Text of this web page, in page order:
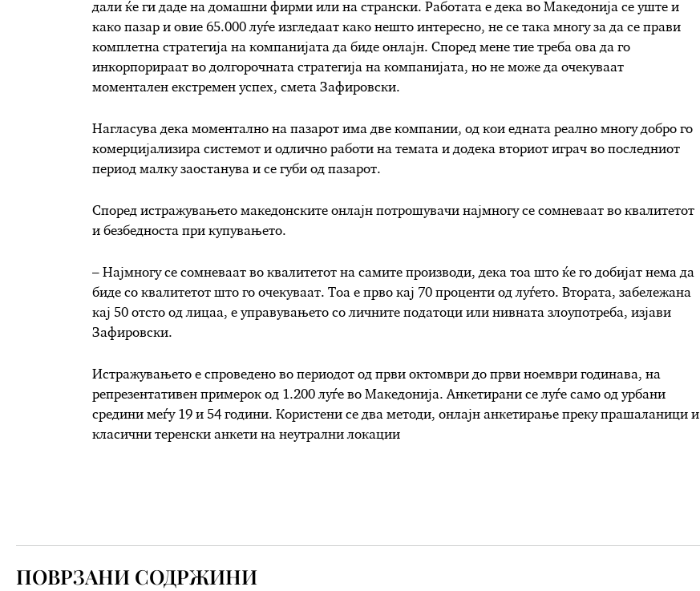
дали ќе ги даде на домашни фирми или на странски. Работата е дека во Македонија се уште и
како пазар и овие 65.000 луѓе изгледаат како нешто интересно, не се така многу за да се прави
комплетна стратегија на компанијата да биде онлајн. Според мене тие треба ова да го
инкорпорираат во долгорочната стратегија на компанијата, но не може да очекуваат
моментален екстремен успех, смета Зафировски.
Нагласува дека моментално на пазарот има две компании, од кои едната реално многу добро го
комерцијализира системот и одлично работи на темата и додека вториот играч во последниот
период малку заостанува и се губи од пазарот.
Според истражувањето македонските онлајн потрошувачи најмногу се сомневаат во квалитетот
и безбедноста при купувањето.
– Најмногу се сомневаат во квалитетот на самите производи, дека тоа што ќе го добијат нема да
биде со квалитетот што го очекуваат. Тоа е прво кај 70 проценти од луѓето. Втората, забележана
кај 50 отсто од лицаа, е управувањето со личните податоци или нивната злоупотреба, изјави
Зафировски.
Истражувањето е спроведено во периодот од први октомври до први ноември годинава, на
репрезентативен примерок од 1.200 луѓе во Македонија. Анкетирани се луѓе само од урбани
средини меѓу 19 и 54 години. Користени се два методи, онлајн анкетирање преку прашаланици и
класични теренски анкети на неутрални локации
ПОВРЗАНИ СОДРЖИНИ